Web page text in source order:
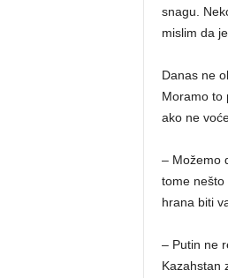
snagu.
mislim da
Danas ne
Moramo to
ako ne
– Možemo
tome nešto
hrana biti
– Putin ne
Kazahstan